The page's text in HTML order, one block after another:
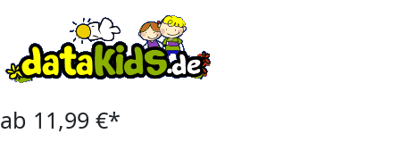
ab 11,99 €*